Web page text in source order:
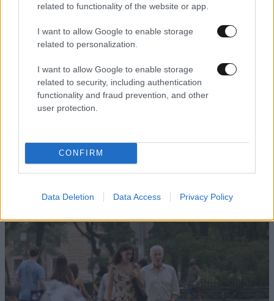
related to functionality of the website or app.
I want to allow Google to enable storage
related to personalization.
I want to allow Google to enable storage
related to security, including authentication
functionality and fraud prevention, and other
user protection.
CONFIRM
Data Deletion Data Access Privacy Policy
1 ω. πριν
Στο Α’ Νεκροταφείο το μνημόσυνο για τη Λένα
οικογένειας